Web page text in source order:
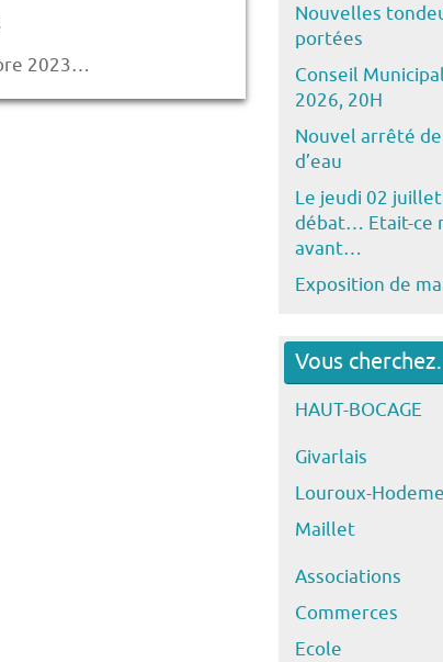
2023…
Nouvelles
portées
Conseil
2026, 20H
Nouvel arrêté
d’eau
Le jeudi 02
débat… Etait-ce
avant…
Exposition de
Vous
HAUT-BOCAGE
Givarlais
Louroux-
Maillet
Associations
Commerces
Ecole